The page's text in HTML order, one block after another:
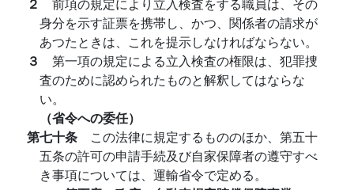
身分を示す証票を携帯し、かつ、関係者の請求が
あつたときは、これを提示しなければならない。
３ 第一項の規定による立入検査の権限は、犯罪捜
査のために認められたものと解釈してはならな
い。
（省令への委任）
第七十条 この法律に規定するもののほか、第五十
五条の許可の申請手続及び自家保障者の遵守すべ
き事項については、運輸省令で定める。